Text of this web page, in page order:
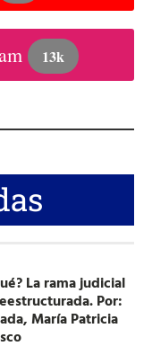
13k
La rama judicial
Por:
María Patricia